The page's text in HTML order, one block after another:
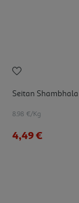
Seitan
8.98 €/Kg
4,49 €